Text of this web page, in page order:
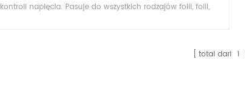
kontroli napięcia. Pasuje do wszystkich rodzajów folii, folii,
total dari 1